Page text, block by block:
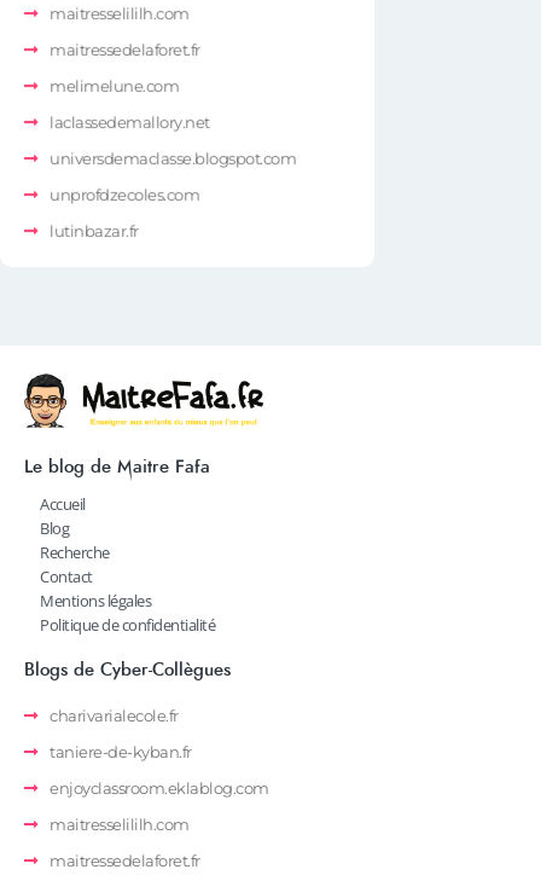
maitresselililh.com
maitressedelaforet.fr
melimelune.com
laclassedemallory.net
universdemaclasse.blogspot.com
unprofdzecoles.com
lutinbazar.fr
Le blog de Maitre Fafa
Accueil
Blog
Recherche
Contact
Mentions légales
Politique de confidentialité
Blogs de Cyber-Collègues
charivarialecole.fr
taniere-de-kyban.fr
enjoyclassroom.eklablog.com
maitresselililh.com
maitressedelaforet.fr